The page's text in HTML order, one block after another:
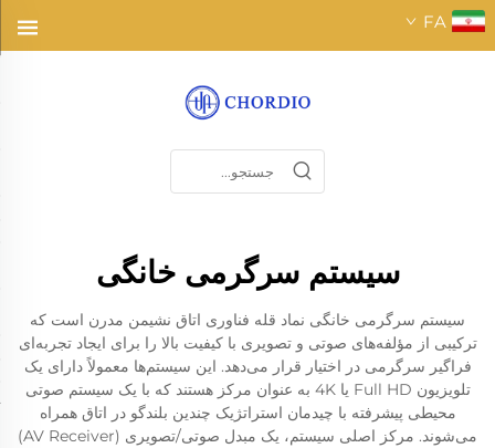
FA
سیستم سرگرمی خانگی
سیستم سرگرمی خانگی نماد قله فناوری اتاق نشیمن مدرن است که
ترکیبی از مؤلفه‌های صوتی و تصویری با کیفیت بالا را برای ایجاد تجربه‌ای
فراگیر سرگرمی در اختیار قرار می‌دهد. این سیستم‌ها معمولاً دارای یک
تلویزیون Full HD یا 4K به عنوان مرکز هستند که با یک سیستم صوتی
محیطی پیشرفته با چیدمان استراتژیک چندین بلندگو در اتاق همراه
می‌شوند. مرکز اصلی سیستم، یک مبدل صوتی/تصویری (AV Receiver)